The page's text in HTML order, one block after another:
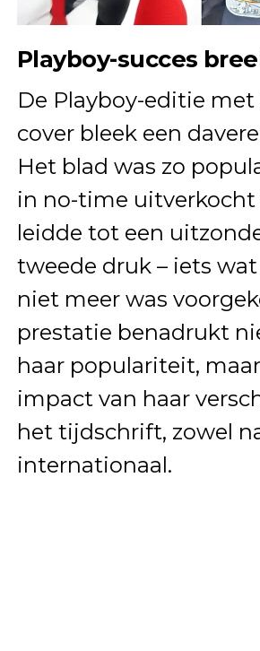
Playboy-succes
De Playboy-editie met
cover bleek een
Het blad was zo
in no-time uitverkocht
leidde tot een
tweede druk – iets
niet meer was
prestatie benadrukt
haar populariteit,
impact van haar
het tijdschrift, zowel
internationaal.